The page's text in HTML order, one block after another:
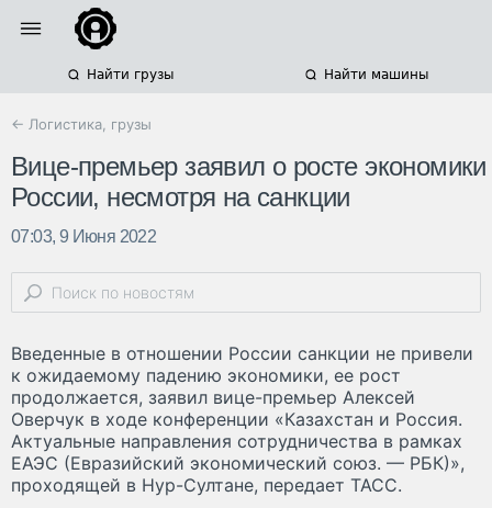
Найти грузы Найти машины
← Логистика, грузы
Вице-премьер заявил о росте экономики
России, несмотря на санкции
07:03, 9 Июня 2022
Введенные в отношении России санкции не привели
к ожидаемому падению экономики, ее рост
продолжается, заявил вице-премьер Алексей
Оверчук в ходе конференции «Казахстан и Россия.
Актуальные направления сотрудничества в рамках
ЕАЭС (Евразийский экономический союз. — РБК)»,
проходящей в Нур-Султане, передает ТАСС.